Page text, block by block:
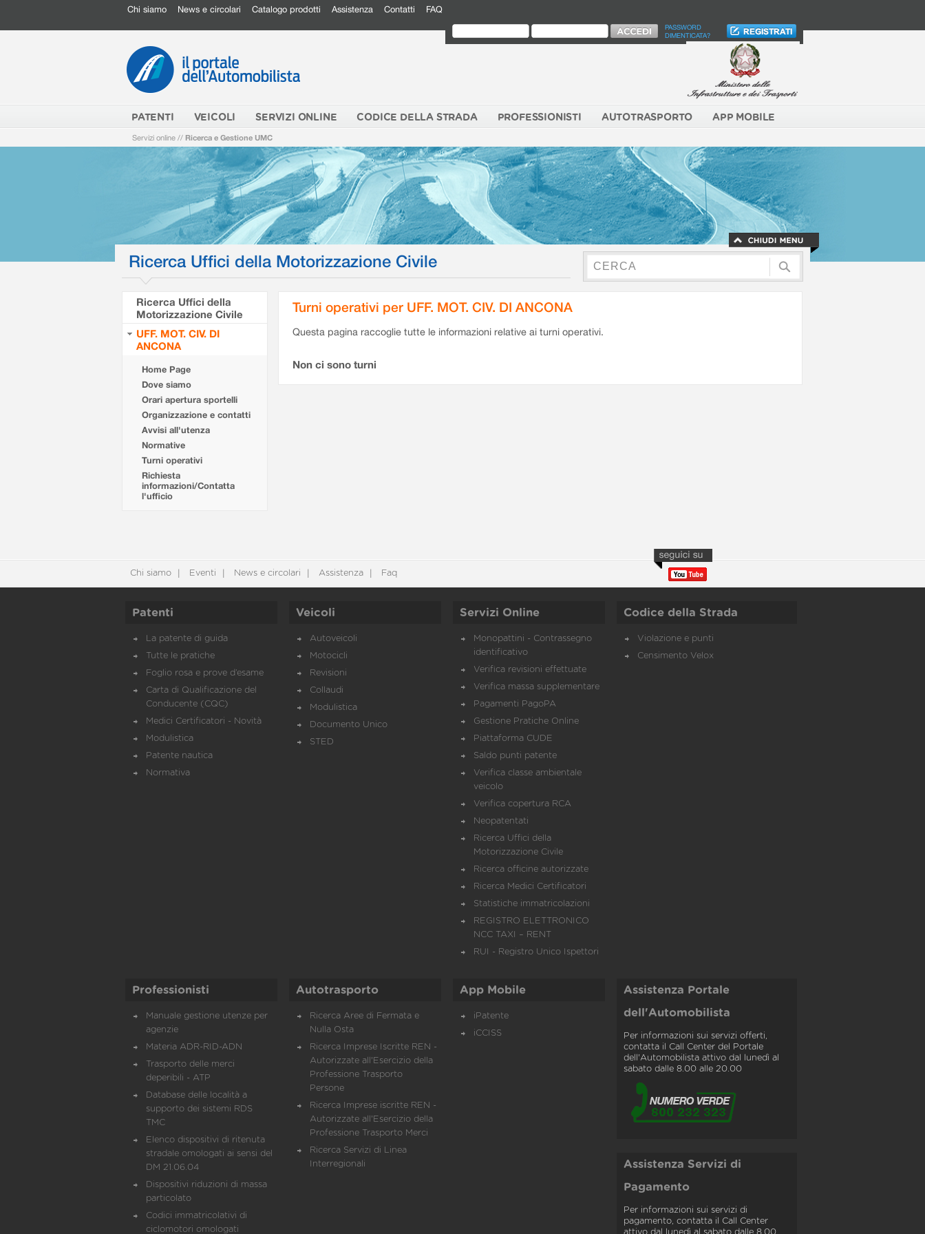
Chi siamo News e circolari Catalogo prodotti Assistenza Contatti FAQ
PASSWORD
DIMENTICATA?
PATENTI VEICOLI SERVIZI ONLINE CODICE DELLA STRADA PROFESSIONISTI AUTOTRASPORTO APP MOBILE
Servizi online // Ricerca e Gestione UMC
Ricerca Uffici della Motorizzazione Civile
Ricerca Uffici della
Motorizzazione Civile
UFF. MOT. CIV. DI
ANCONA
Home Page
Dove siamo
Orari apertura sportelli
Organizzazione e contatti
Avvisi all'utenza
Normative
Turni operativi
Richiesta
informazioni/Contatta
l'ufficio
Turni operativi per UFF. MOT. CIV. DI ANCONA
Questa pagina raccoglie tutte le informazioni relative ai turni operativi.
Non ci sono turni
Chi siamo Eventi News e circolari Assistenza Faq
Patenti
La patente di guida
Tutte le pratiche
Foglio rosa e prove d’esame
Carta di Qualificazione del
Conducente (CQC)
Medici Certificatori - Novità
Modulistica
Patente nautica
Normativa
Veicoli
Autoveicoli
Motocicli
Revisioni
Collaudi
Modulistica
Documento Unico
STED
Servizi Online
Monopattini - Contrassegno
identificativo
Verifica revisioni effettuate
Verifica massa supplementare
Pagamenti PagoPA
Gestione Pratiche Online
Piattaforma CUDE
Saldo punti patente
Verifica classe ambientale
veicolo
Verifica copertura RCA
Neopatentati
Ricerca Uffici della
Motorizzazione Civile
Ricerca officine autorizzate
Ricerca Medici Certificatori
Statistiche immatricolazioni
REGISTRO ELETTRONICO
NCC TAXI – RENT
RUI - Registro Unico Ispettori
Codice della Strada
Violazione e punti
Censimento Velox
Professionisti
Manuale gestione utenze per
agenzie
Materia ADR-RID-ADN
Trasporto delle merci
deperibili - ATP
Database delle località a
supporto dei sistemi RDS
TMC
Elenco dispositivi di ritenuta
stradale omologati ai sensi del
DM 21.06.04
Dispositivi riduzioni di massa
particolato
Codici immatricolativi di
ciclomotori omologati
Autotrasporto
Ricerca Aree di Fermata e
Nulla Osta
Ricerca Imprese Iscritte REN -
Autorizzate all'Esercizio della
Professione Trasporto
Persone
Ricerca Imprese iscritte REN -
Autorizzate all'Esercizio della
Professione Trasporto Merci
Ricerca Servizi di Linea
Interregionali
App Mobile
iPatente
iCCISS
Assistenza Portale
dell'Automobilista
Per informazioni sui servizi offerti,
contatta il Call Center del Portale
dell'Automobilista attivo dal lunedì al
sabato dalle 8.00 alle 20.00
Assistenza Servizi di
Pagamento
Per informazioni sui servizi di
pagamento, contatta il Call Center